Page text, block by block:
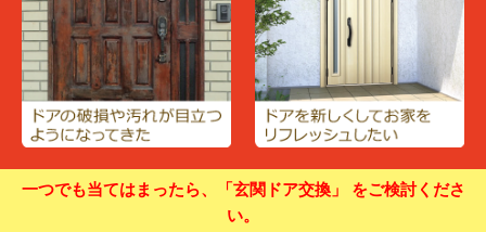
一つでも当てはまったら、「玄関ドア交換」 をご検討くださ
い。